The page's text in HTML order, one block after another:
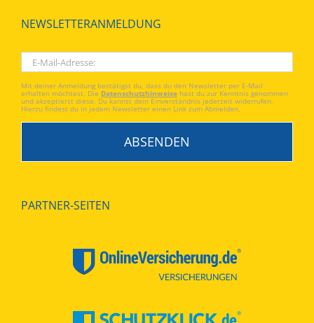
NEWSLETTERANMELDUNG
Mit deiner Anmeldung bestätigst du, dass du den Newsletter per E-Mail
erhalten möchtest. Die Datenschutzhinweise hast du zur Kenntnis genommen
und akzeptierst diese. Du kannst dein Einverständnis jederzeit widerrufen.
Hierzu findest du in jedem Newsletter einen Link zum Abmelden.
PARTNER-SEITEN